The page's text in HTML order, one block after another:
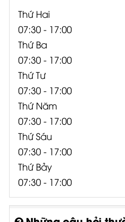
Thứ Hai
07:30 - 17:00
Thứ Ba
07:30 - 17:00
Thứ Tư
07:30 - 17:00
Thứ Năm
07:30 - 17:00
Thứ Sáu
07:30 - 17:00
Thứ Bảy
07:30 - 17:00